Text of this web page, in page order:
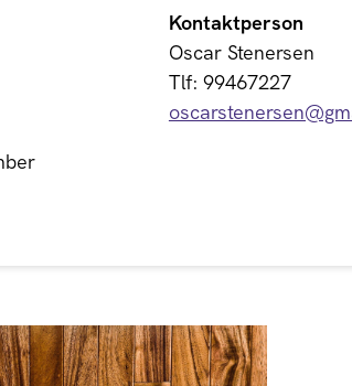
Kontaktperson
Oscar Stenersen
Tlf: 99467227